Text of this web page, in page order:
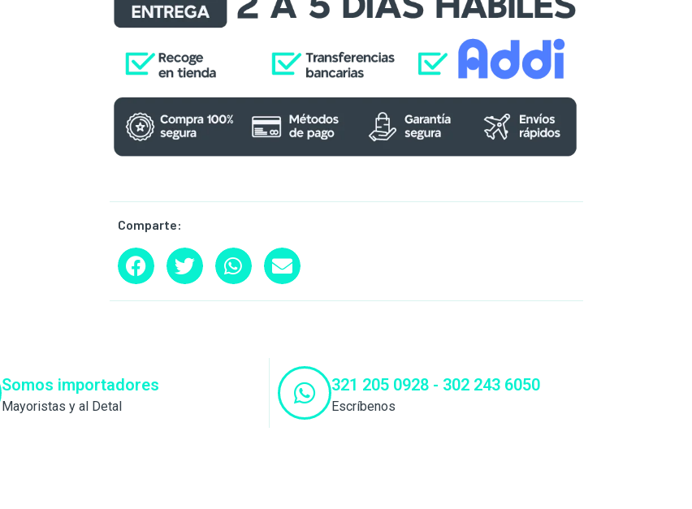
Comparte:
Somos importadores
Mayoristas y al Detal
321 205 0928 - 302 243 6050
Escríbenos